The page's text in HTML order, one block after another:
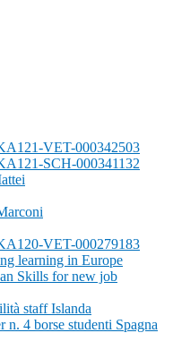
VET-000342503
SCH-000341132
VET-000279183
learning in Europe
Skills for new job
staff Islanda
n. 4 borse studenti Spagna